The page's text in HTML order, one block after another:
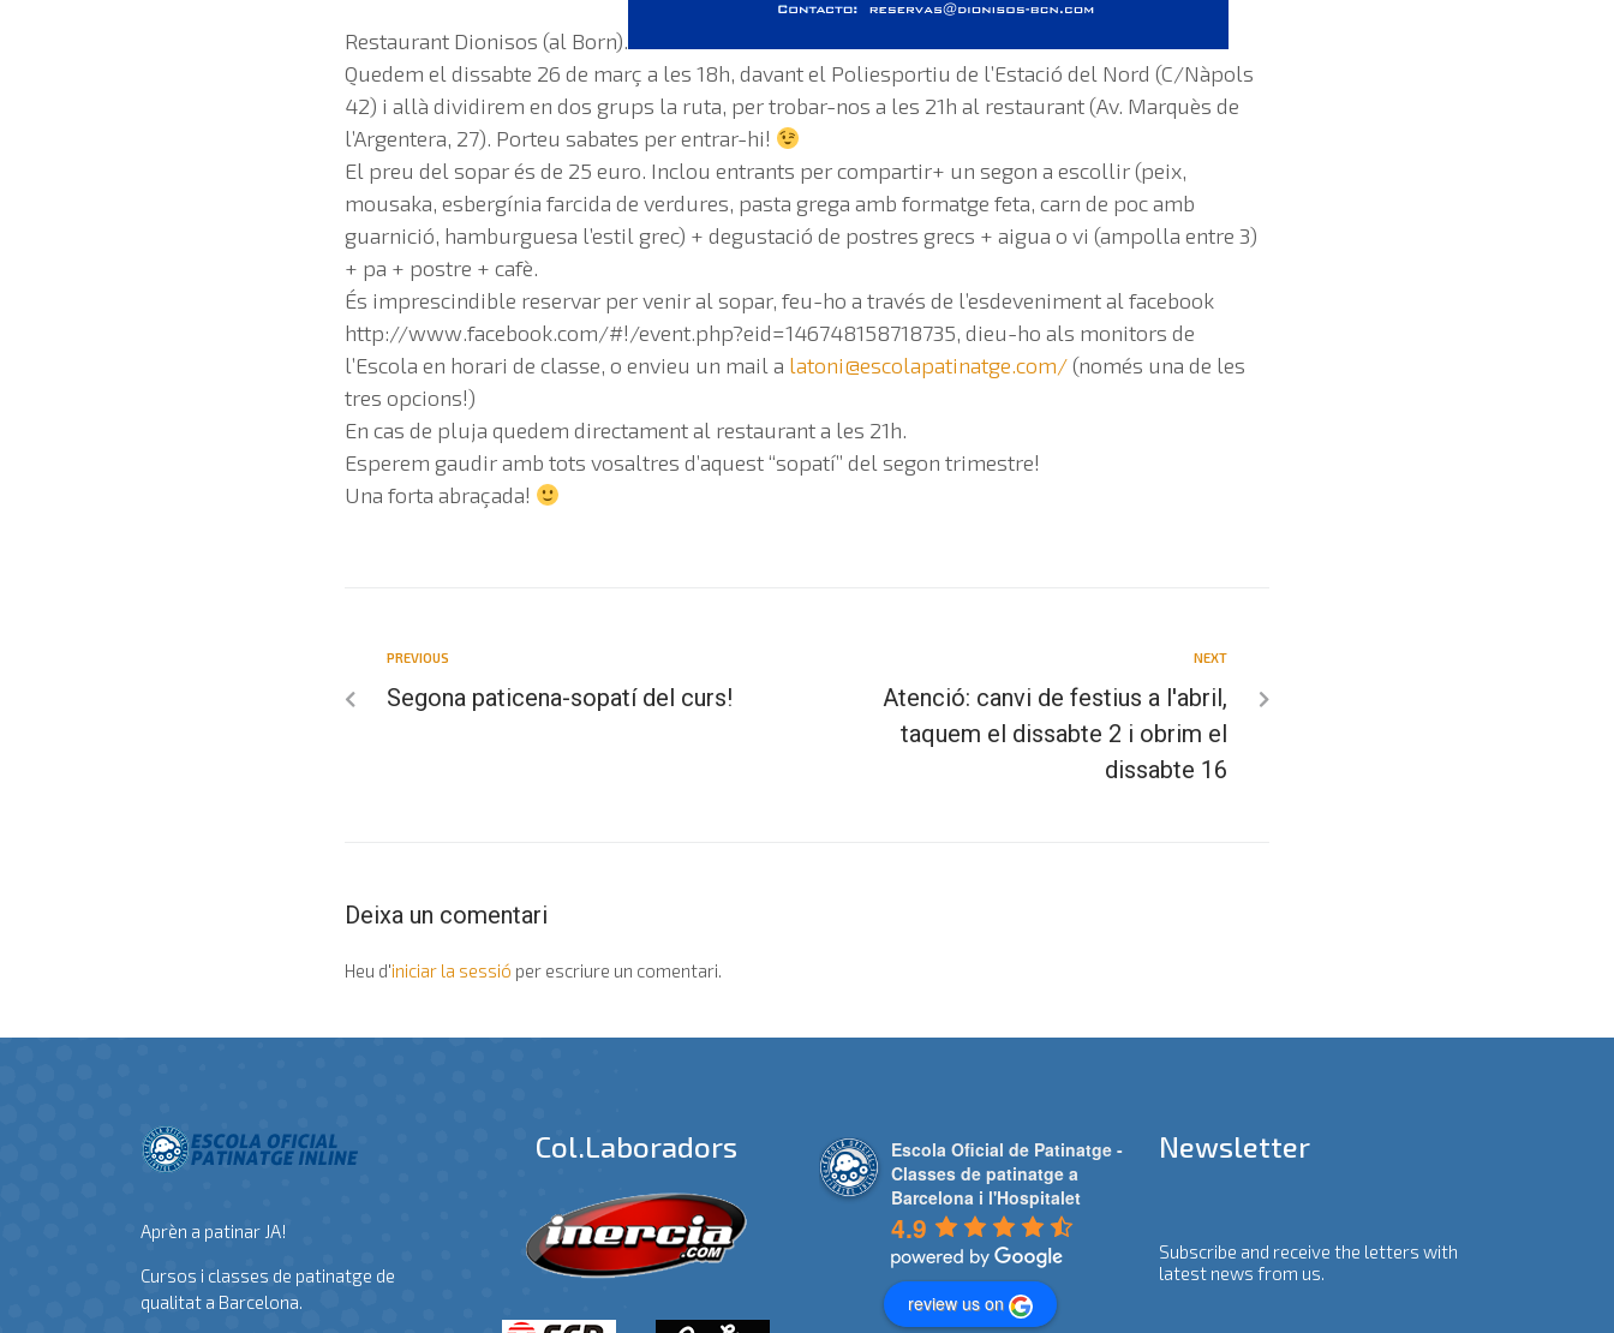
Restaurant Dionisos (al Born).
Quedem el dissabte 26 de març a les 18h, davant el Poliesportiu de l’Estació del Nord (C/Nàpols
42) i allà dividirem en dos grups la ruta, per trobar-nos a les 21h al restaurant (Av. Marquès de
l’Argentera, 27). Porteu sabates per entrar-hi!
El preu del sopar és de 25 euro. Inclou entrants per compartir+ un segon a escollir (peix,
mousaka, esbergínia farcida de verdures, pasta grega amb formatge feta, carn de poc amb
guarnició, hamburguesa l’estil grec) + degustació de postres grecs + aigua o vi (ampolla entre 3)
+ pa + postre + cafè.
És imprescindible reservar per venir al sopar, feu-ho a través de l’esdeveniment al facebook
http://www.facebook.com/#!/event.php?eid=146748158718735, dieu-ho als monitors de
l’Escola en horari de classe, o envieu un mail a latoni@escolapatinatge.com/(només una de les
tres opcions!)
En cas de pluja quedem directament al restaurant a les 21h.
Esperem gaudir amb tots vosaltres d’aquest “sopatí” del segon trimestre!
Una forta abraçada!
PREVIOUS
Segona paticena-sopatí del curs!
NEXT
Atenció: canvi de festius a l'abril,
taquem el dissabte 2 i obrim el
dissabte 16
Deixa un comentari
Heu d'iniciar la sessió per escriure un comentari.
Aprèn a patinar JA!
Cursos i classes de patinatge de
qualitat a Barcelona.
Col.laboradors
Escola Oficial de Patinatge -
Classes de patinatge a
Barcelona i l'Hospitalet
4.9
review us on
Newsletter
Subscribe and receive the letters with
latest news from us.